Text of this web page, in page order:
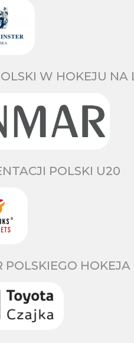
W HOKEJU NA
POLSKI U20
POLSKIEGO HOKEJA